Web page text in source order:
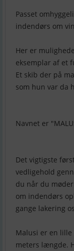
Passet
indendørs om
Her er
eksemplar af et
Et skib der på
som hun var da
Navnet er
Det vigtigste
vedligehold
du når du
om indendørs
gange lakering
Malusi er en
meters længde.